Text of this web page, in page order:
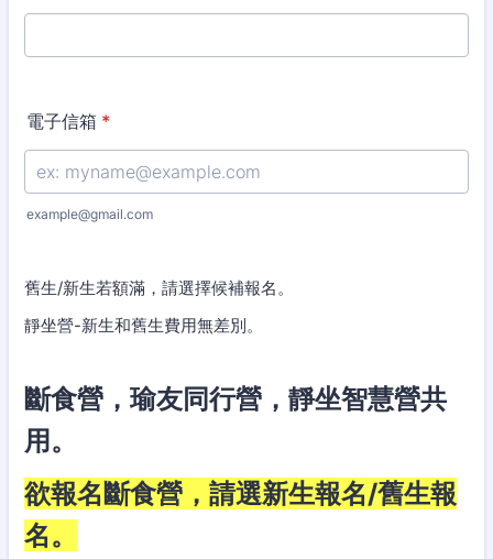
電子信箱 *
example@gmail.com
舊生/新生若額滿，請選擇候補報名。
靜坐營-新生和舊生費用無差別。
斷食營，瑜友同行營，靜坐智慧營共
用。
欲報名斷食營，請選新生報名/舊生報
名。